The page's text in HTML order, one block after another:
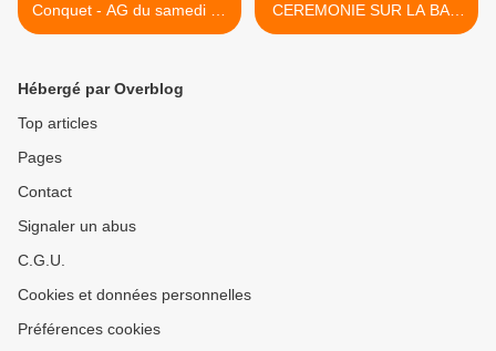
Conquet - AG du samedi 13
décembre 2025
CEREMONIE SUR LA BAN
LANDIVISIAU >
Hébergé par Overblog
Top articles
Pages
Contact
Signaler un abus
C.G.U.
Cookies et données personnelles
Préférences cookies